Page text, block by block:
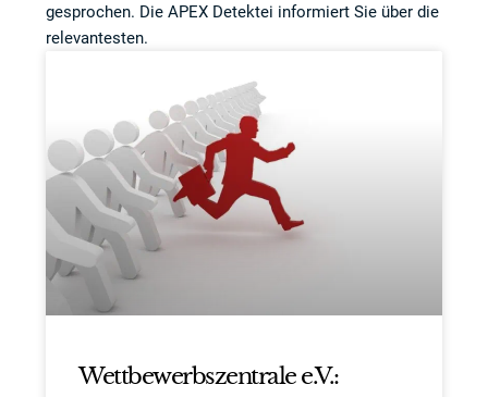
gesprochen. Die APEX Detektei informiert Sie über die
relevantesten.
Wettbewerbszentrale e.V.: